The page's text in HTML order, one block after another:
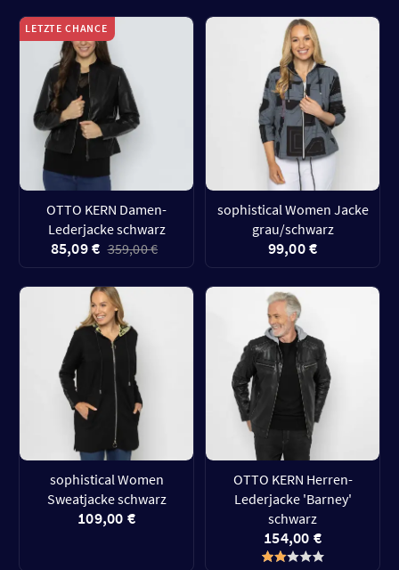
LETZTE CHANCE
OTTO KERN Damen-
Lederjacke schwarz
85,09 € 359,00 €
sophistical Women Jacke
grau/schwarz
99,00 €
sophistical Women
Sweatjacke schwarz
109,00 €
OTTO KERN Herren-
Lederjacke 'Barney'
schwarz
154,00 €